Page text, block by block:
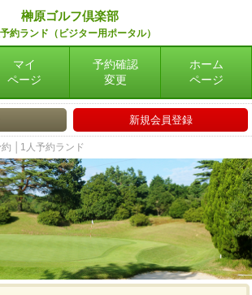
榊原ゴルフ倶楽部
約ランド（ビジター用ポータル）
マイ
ページ
予約確認
変更
ホーム
ページ
新規会員登録
│1人予約ランド